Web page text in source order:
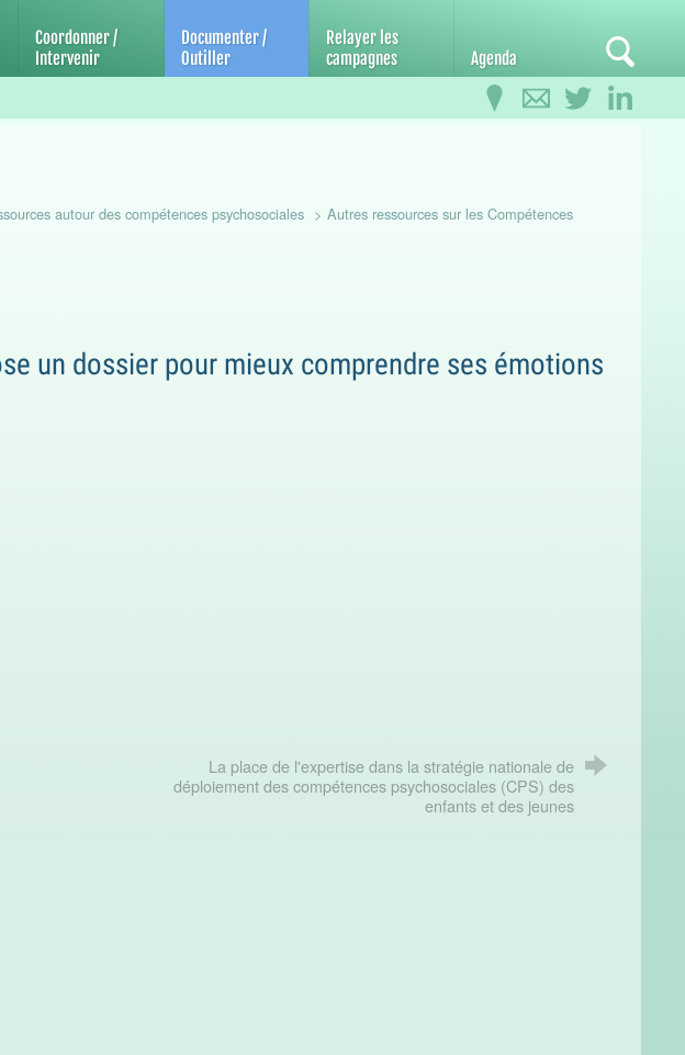
Coordonner /
Intervenir
Documenter /
Outiller
Relayer les
campagnes
Agenda
autour des compétences psychosociales
Autres ressources sur les Compétences
un dossier pour mieux comprendre ses émotions
La place de l'expertise dans la stratégie nationale de
déploiement des compétences psychosociales (CPS) des
enfants et des jeunes